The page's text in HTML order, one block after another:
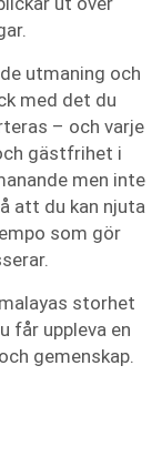
utmaning och
med det du
– och varje
gästfrihet i
men inte
att du kan njuta
som gör
storhet
får uppleva en
gemenskap.